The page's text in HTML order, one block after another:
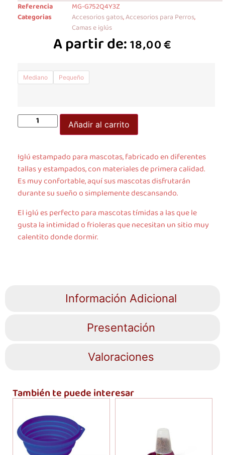
Referencia
MG-G752Q4Y3Z
Categorias
Accesorios gatos,Accesorios para Perros,
Camas e iglús
A partir de:18,00€
Mediano Pequeño
Añadir al carrito
Iglú estampado para mascotas, fabricado en diferentes
tallas y estampados, con materiales de primera calidad.
Es muy confortable, aquí sus mascotas disfrutarán
durante su sueño o simplemente descansando.
El iglú es perfecto para mascotas tímidas a las que le
gusta la intimidad o frioleras que necesitan un sitio muy
calentito donde dormir.
Información Adicional
Presentación
Valoraciones
También te puede interesar